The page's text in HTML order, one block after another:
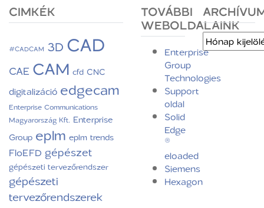
CIMKÉK
#CADCAM 3DCAD
CAE CAM cfd CNC
digitalizáció edgecam
Enterprise Communications
Magyarország Kft. Enterprise
Group eplm eplm trends
FloEFD gépészet
gépészeti tervezőrendszer
gépészeti
tervezőrendszerek
TOVÁBBI
WEBOLDALAINK
Enterprise
Group
Technologies
Support
oldal
Solid
Edge
®
eloaded
Siemens
Hexagon
Archívum